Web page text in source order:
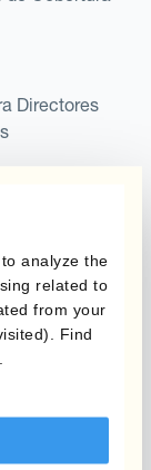
analyze the
related to
from your
Find
Directores
Sized